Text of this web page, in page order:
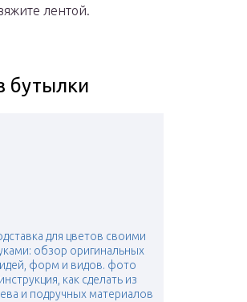
лентой.
бутылки
для цветов своими
обзор оригинальных
идей, форм и видов. фото
инструкция, как сделать из
и подручных материалов